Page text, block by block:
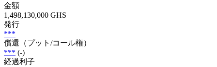
金額
1,498,130,000 GHS
発行
***
償還（プット/コール権）
*** (-)
経過利子